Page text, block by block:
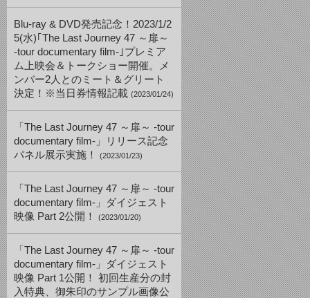
Blu-ray & DVD発売記念！2023/1/2
5(水)｢The Last Journey 47 ～扉～
-tour documentary film-｣プレミア
ム上映会＆トークショー開催。メ
ンバー2人とのミート＆グリート
決定！※当日券情報記載 (2023/01/24)
「The Last Journey 47 ～扉～ -tour
documentary film-」リリース記念
パネル展示実施！
(2023/01/23)
「The Last Journey 47 ～扉～ -tour
documentary film-」ダイジェスト
映像 Part 2公開！
(2023/01/20)
「The Last Journey 47 ～扉～ -tour
documentary film-」ダイジェスト
映像 Part 1公開！ 初回生産分の封
入特典、御朱印のサンプル画像公